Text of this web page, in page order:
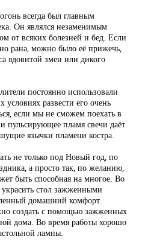
всегда был главным
Он являлся незаменимым
от всяких болезней и бед. Если
рана, можно было её прижечь,
ядовитой змеи или дикого
постоянно использовали
условиях развести его очень
если мы не сможем поехать в
пульсирующее пламя свечи даёт
язычки пламени костра.
не только под Новый год, по
а просто так, по желанию,
быть способная на многое. Во
стол зажженными
домашний комфорт.
создать с помощью зажженных
дома. Во время работы хорошо
лампы.